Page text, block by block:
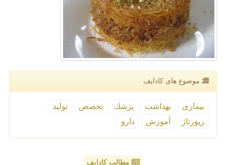
موضوع های كادایف
بیماری بهداشت پزشك تخصص
تولید
رپورتاژ
آموزش دارو
مطالب کادایف